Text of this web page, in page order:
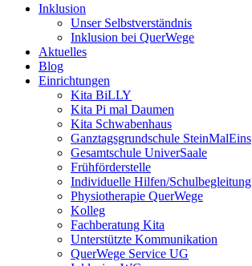
Inklusion
Unser Selbstverständnis
Inklusion bei QuerWege
Aktuelles
Blog
Einrichtungen
Kita BiLLY
Kita Pi mal Daumen
Kita Schwabenhaus
Ganz­tags­grund­schule SteinMalEins
Gesamtschule UniverSaale
Früh­förder­stelle
Individuelle Hilfen/​Schulbegleitung
Physiotherapie QuerWege
Kolleg
Fachberatung Kita
Unterstützte Kommunikation
QuerWege Service UG